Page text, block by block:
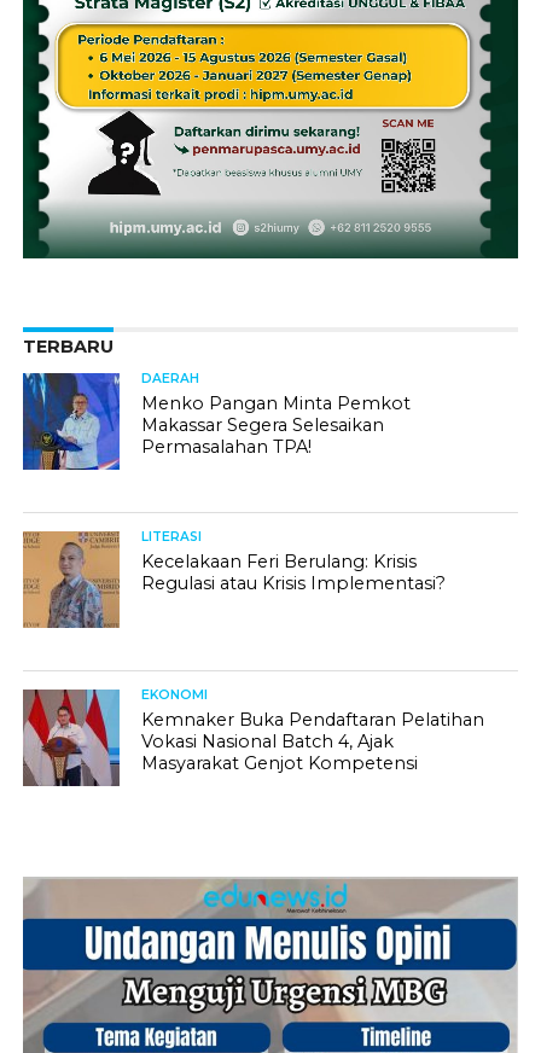
TERBARU
DAERAH
Menko Pangan Minta Pemkot
Makassar Segera Selesaikan
Permasalahan TPA!
LITERASI
Kecelakaan Feri Berulang: Krisis
Regulasi atau Krisis Implementasi?
EKONOMI
Kemnaker Buka Pendaftaran Pelatihan
Vokasi Nasional Batch 4, Ajak
Masyarakat Genjot Kompetensi